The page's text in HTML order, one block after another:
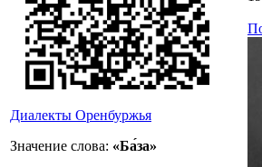
Диалекты Оренбуржья
Значение слова: «Ба́за»